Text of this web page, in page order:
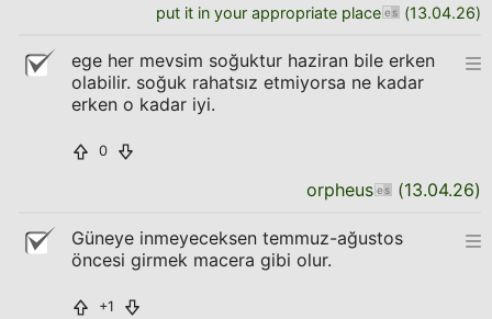
put it in your appropriate place (13.04.26)
ege her mevsim soğuktur haziran bile erken
olabilir. soğuk rahatsız etmiyorsa ne kadar
erken o kadar iyi.
0
orpheus (13.04.26)
Güneye inmeyeceksen temmuz-ağustos
öncesi girmek macera gibi olur.
+1